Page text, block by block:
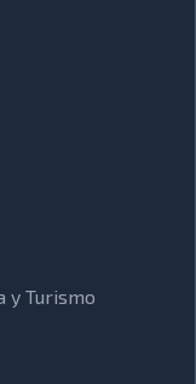
y Turismo